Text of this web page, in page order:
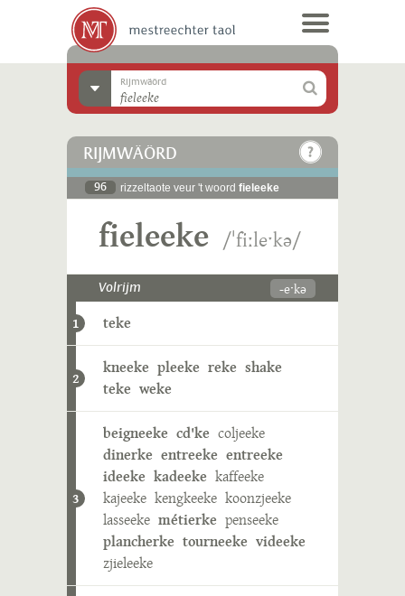
Rijmwäörd
RIJMWÄÖRD
96 rizzeltaote veur 't woord fieleeke
fieleeke /ˈfiːleˑkə/
Volrijm -eˑkə
1 teke
2
kneeke pleeke reke shake
teke weke
3
beigneeke cd'ke coljeeke
dinerke entreeke entreeke
ideeke kadeeke kaffeeke
kajeeke kengkeeke koonzjeeke
lasseeke métierke penseeke
plancherke tourneeke videeke
zjieleeke